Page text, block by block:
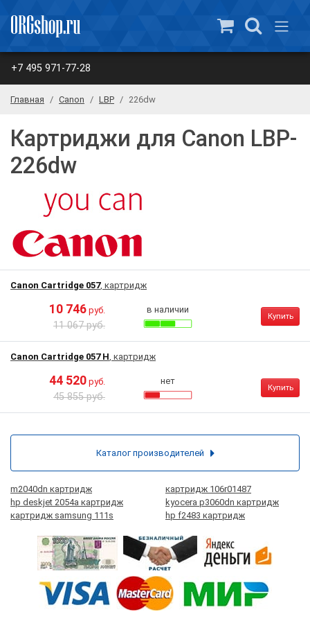
+7 495 971-77-28
Главная Canon LBP 226dw
Картриджи для Canon LBP-
226dw
Canon Cartridge 057, картридж
10 746 руб.
11 067 руб.
в наличии
Купить
Canon Cartridge 057 H, картридж
44 520 руб.
45 855 руб.
нет
Купить
m2040dn картридж
картридж 106r01487
hp deskjet 2054a картридж
kyocera p3060dn картридж
картридж samsung 111s
hp f2483 картридж